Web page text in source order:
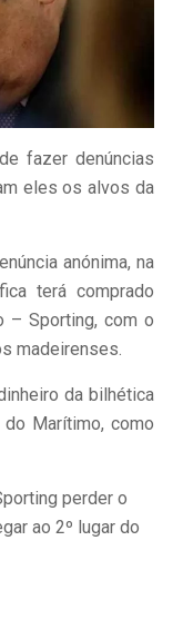
fazer denúncias
eles os alvos da
anónima, na
terá comprado
– Sporting, com o
madeirenses.
da bilhética
Marítimo, como
perder o
ao 2º lugar do